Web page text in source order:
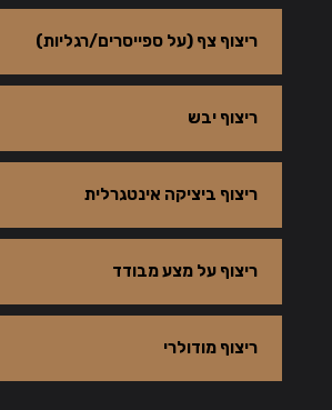
ריצוף צף (על ספייסרים/רגליות)
ריצוף יבש
ריצוף ביציקה אינטגרלית
ריצוף על מצע מבודד
ריצוף מודולרי